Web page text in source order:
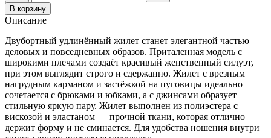
В корзину
Описание
Двубортный удлинённый жилет станет элегантной частью
деловых и повседневных образов. Приталенная модель с
широкими плечами создаёт красивый женственный силуэт,
при этом выглядит строго и сдержанно. Жилет с врезным
нагрудным карманом и застёжкой на пуговицы идеально
сочетается с брюками и юбками, а с джинсами образует
стильную яркую пару. Жилет выполнен из полиэстера с
вискозой и эластаном — прочной ткани, которая отлично
держит форму и не сминается. Для удобства ношения внутри